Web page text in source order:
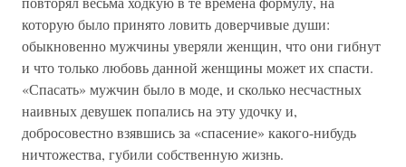
которую было принято ловить доверчивые души:
обыкновенно мужчины уверяли женщин, что они гибнут
и что только любовь данной женщины может их спасти.
«Спасать» мужчин было в моде, и сколько несчастных
наивных девушек попались на эту удочку и,
добросовестно взявшись за «спасение» какого-нибудь
ничтожества, губили собственную жизнь.